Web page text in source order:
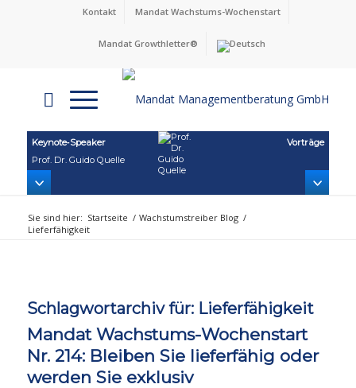
Kontakt Mandat Wachstums-Wochenstart
Mandat Growthletter®
Keynote‑Speaker
Prof. Dr. Guido Quelle
Vorträge
Sie sind hier: Startseite / Wachstumstreiber Blog /
Lieferfähigkeit
Schlagwortarchiv für: Lieferfähigkeit
Mandat Wachstums-Wochenstart
Nr. 214: Bleiben Sie lieferfähig oder
werden Sie exklusiv